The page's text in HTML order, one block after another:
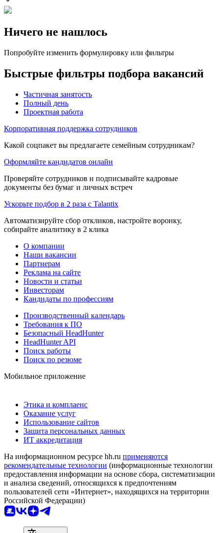
Ничего не нашлось
Попробуйте изменить формулировку или фильтры
Быстрые фильтры подбора вакансий
Частичная занятость
Полный день
Проектная работа
Корпоративная поддержка сотрудников
Какой соцпакет вы предлагаете семейным сотрудникам?
Оформляйте кандидатов онлайн
Проверяйте сотрудников и подписывайте кадровые
документы без бумаг и личных встреч
Ускорьте подбор в 2 раза с Talantix
Автоматизируйте сбор откликов, настройте воронку,
собирайте аналитику в 2 клика
О компании
Наши вакансии
Партнерам
Реклама на сайте
Новости и статьи
Инвесторам
Кандидаты по профессиям
Производственный календарь
Требования к ПО
Безопасный HeadHunter
HeadHunter API
Поиск работы
Поиск по резюме
Мобильное приложение
Этика и комплаенс
Оказание услуг
Использование сайтов
Защита персональных данных
ИТ аккредитация
На информационном ресурсе hh.ru применяются
рекомендательные технологии (информационные технологии
предоставления информации на основе сбора, систематизации
и анализа сведений, относящихся к предпочтениям
пользователей сети «Интернет», находящихся на территории
Российской Федерации)